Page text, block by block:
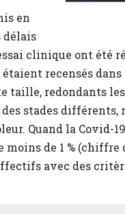
en
délais
clinique ont été
recensés
taille, redondants
stades différents,
Quand la Covid-
de 1 % (chiffre
avec des